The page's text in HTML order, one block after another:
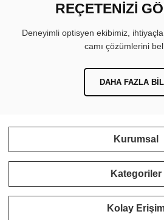
REÇETENİZİ
Deneyimli optisyen ekibimiz,
camı çözümlerini
DAHA FAZLA
Kurumsal
Kategoriler
Kolay